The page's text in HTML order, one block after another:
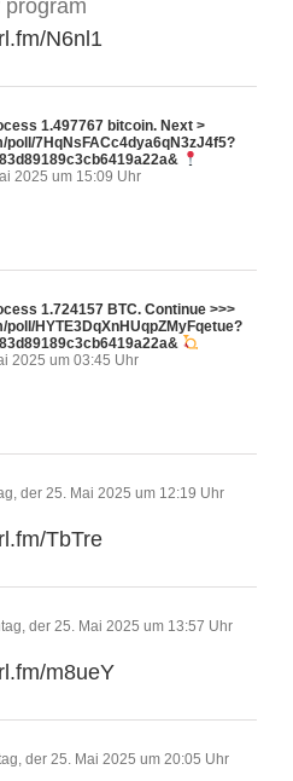
program
N6nl1
1.497767 bitcoin. Next >
poll/7HqNsFACc4dya6qN3zJ4f5?
2025 um 15:09 Uhr
1.724157 BTC. Continue >>>
HYTE3DqXnHUqpZMyFqetue?
2025 um 03:45 Uhr
der 25. Mai 2025 um 12:19 Uhr
TbTre
der 25. Mai 2025 um 13:57 Uhr
m8ueY
der 25. Mai 2025 um 20:05 Uhr